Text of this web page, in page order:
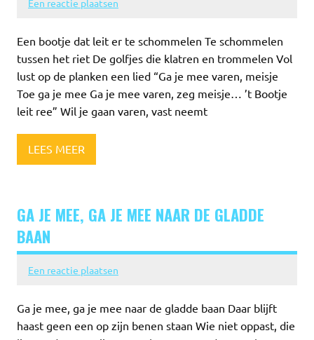
Een bootje dat leit er te schommelen Te schommelen
tussen het riet De golfjes die klatren en trommelen Vol
lust op de planken een lied “Ga je mee varen, meisje
Toe ga je mee Ga je mee varen, zeg meisje… ’t Bootje
leit ree” Wil je gaan varen, vast neemt
LEES MEER
GA JE MEE, GA JE MEE NAAR DE GLADDE
BAAN
Een reactie plaatsen
Ga je mee, ga je mee naar de gladde baan Daar blijft
haast geen een op zijn benen staan Wie niet oppast, die